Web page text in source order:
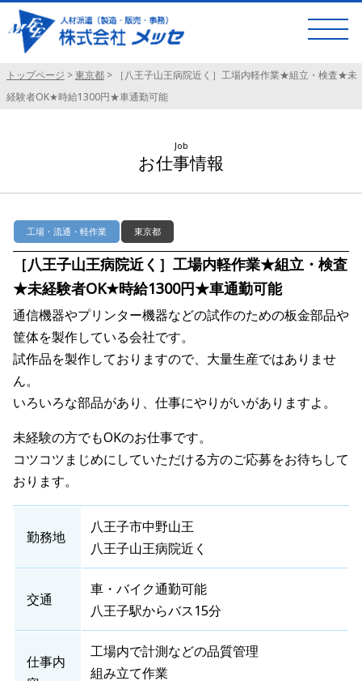
トップページ >東京都 >
［八王子山王病院近く］工場内軽作業★組立・検査★未
経験者OK★時給1300円★車通勤可能
Job
お仕事情報
工場・流通・軽作業 東京都
［八王子山王病院近く］工場内軽作業★組立・検査
★未経験者OK★時給1300円★車通勤可能
通信機器やプリンター機器などの試作のための板金部品や
筐体を製作している会社です。
試作品を製作しておりますので、大量生産ではありませ
ん。
いろいろな部品があり、仕事にやりがいがありますよ。
未経験の方でもOKのお仕事です。
コツコツまじめにしていただける方のご応募をお待ちして
おります。
勤務地
八王子市中野山王
八王子山王病院近く
交通
車・バイク通勤可能
八王子駅からバス15分
仕事内
工場内で計測などの品質管理
組み立て作業